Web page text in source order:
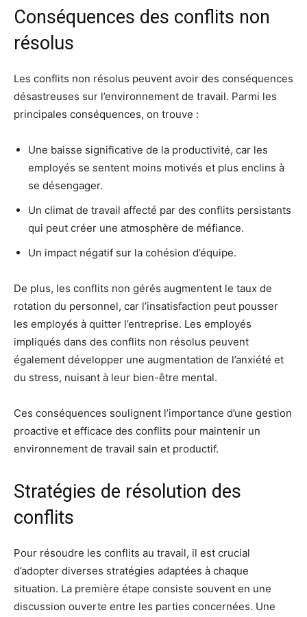
Conséquences des conflits non
résolus
Les conflits non résolus peuvent avoir des conséquences
désastreuses sur l’environnement de travail. Parmi les
principales conséquences, on trouve :
Une baisse significative de la productivité, car les
employés se sentent moins motivés et plus enclins à
se désengager.
Un climat de travail affecté par des conflits persistants
qui peut créer une atmosphère de méfiance.
Un impact négatif sur la cohésion d’équipe.
De plus, les conflits non gérés augmentent le taux de
rotation du personnel, car l’insatisfaction peut pousser
les employés à quitter l’entreprise. Les employés
impliqués dans des conflits non résolus peuvent
également développer une augmentation de l’anxiété et
du stress, nuisant à leur bien-être mental.
Ces conséquences soulignent l’importance d’une gestion
proactive et efficace des conflits pour maintenir un
environnement de travail sain et productif.
Stratégies de résolution des
conflits
Pour résoudre les conflits au travail, il est crucial
d’adopter diverses stratégies adaptées à chaque
situation. La première étape consiste souvent en une
discussion ouverte entre les parties concernées. Une